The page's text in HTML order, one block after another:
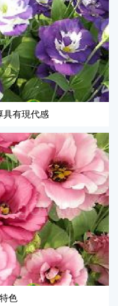
具有現代感
色